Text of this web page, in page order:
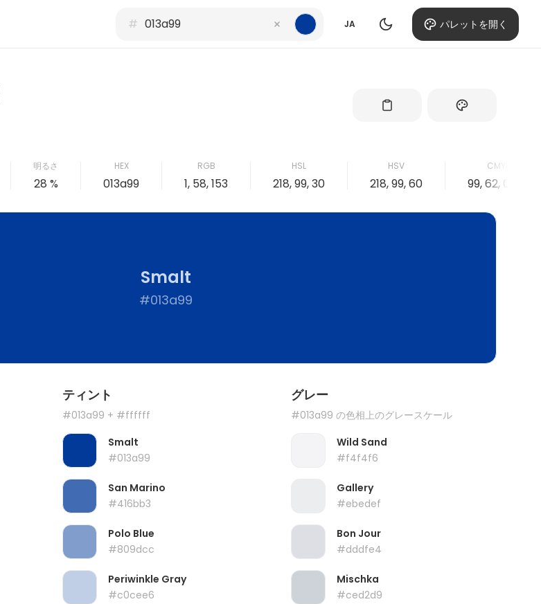
# JA パレットを開く
明るさ
28 %
HEX
013a99
RGB
1, 58, 153
HSL
218, 99, 30
HSV
218, 99, 60
CMYK
99, 62, 0, 40
Smalt
#013a99
ティント
#013a99 + #ffffff
Smalt
#013a99
San Marino
#416bb3
Polo Blue
#809dcc
Periwinkle Gray
#c0cee6
グレー
#013a99 の色相上のグレースケール
Wild Sand
#f4f4f6
Gallery
#ebedef
Bon Jour
#dddfe4
Mischka
#ced2d9